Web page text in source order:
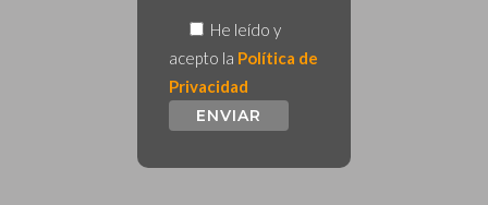
He leído y
acepto la Política de
Privacidad